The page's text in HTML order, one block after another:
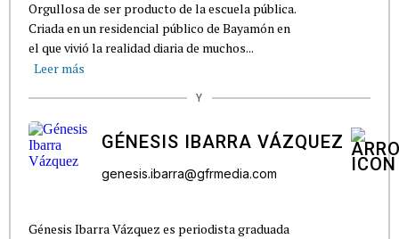
Orgullosa de ser producto de la escuela pública.
Criada en un residencial público de Bayamón en
el que vivió la realidad diaria de muchos...
Leer más
Y
GÉNESIS IBARRA VÁZQUEZ
genesis.ibarra@gfrmedia.com
Génesis Ibarra Vázquez es periodista graduada